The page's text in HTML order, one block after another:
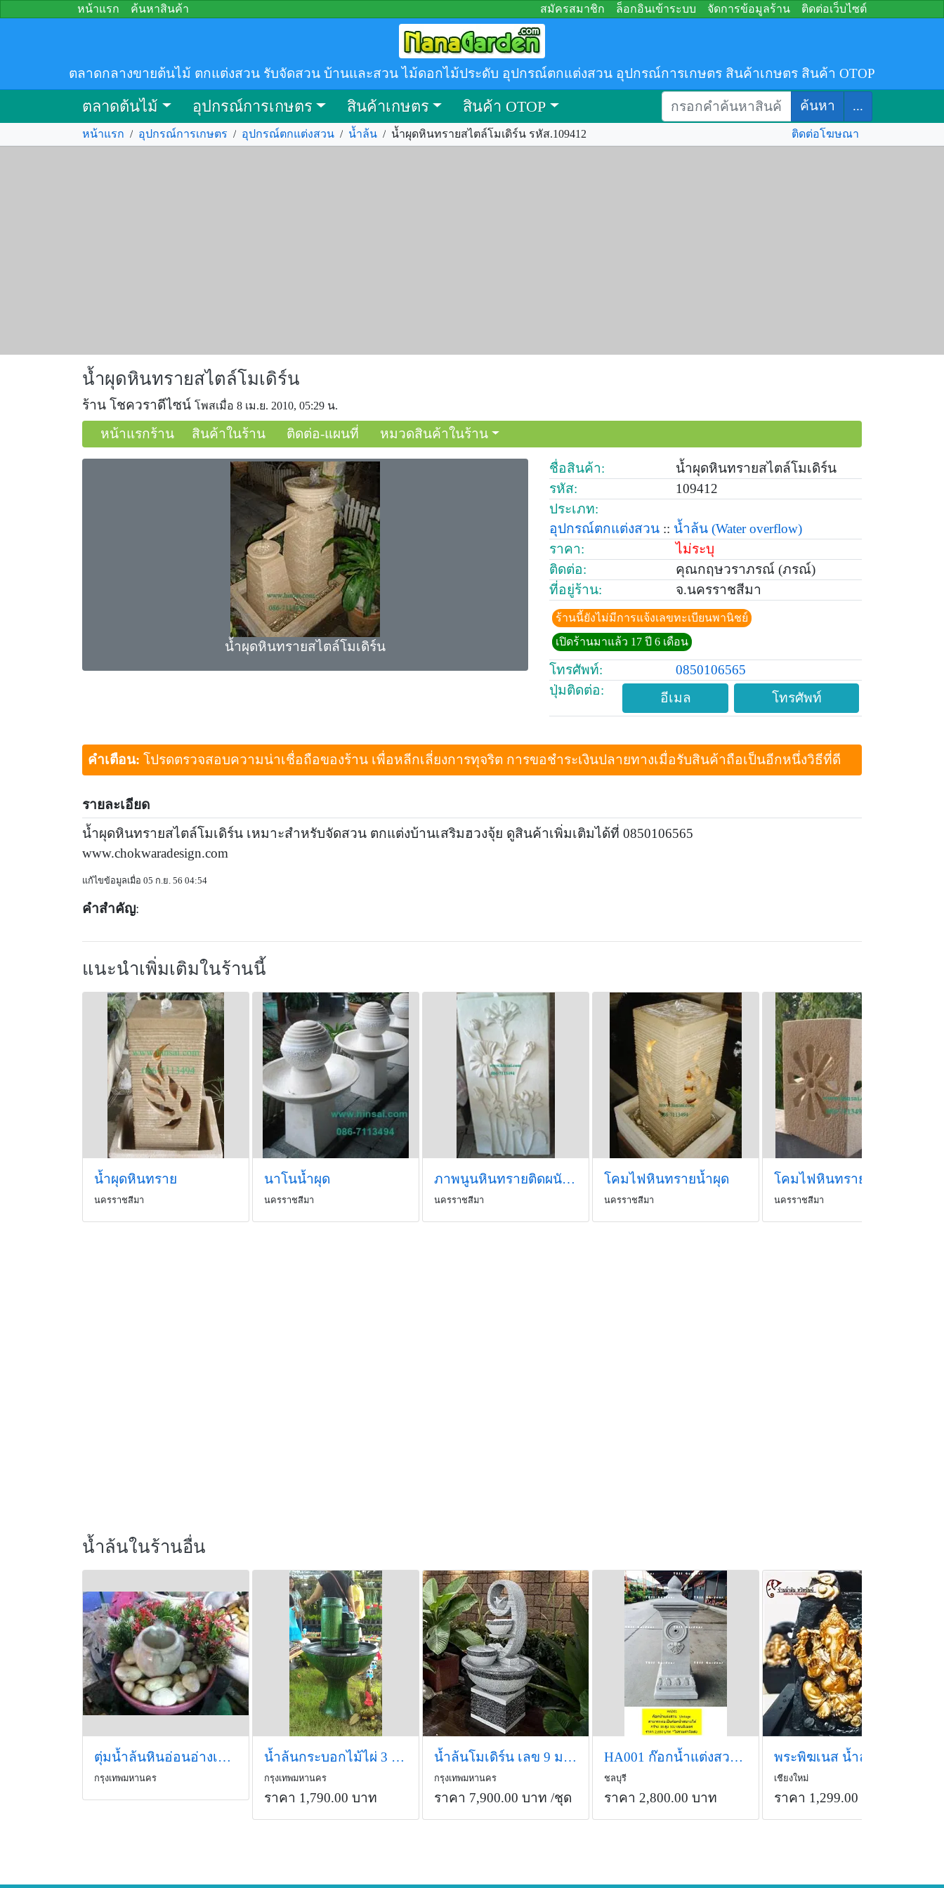
หน้าแรก ค้นหาสินค้า สมัครสมาชิก ล็อกอินเข้าระบบ จัดการข้อมูลร้าน ติดต่อเว็บไซต์
ตลาดกลางขายต้นไม้ ตกแต่งสวน รับจัดสวน บ้านและสวน ไม้ดอกไม้ประดับ อุปกรณ์ตกแต่งสวน อุปกรณ์การเกษตร สินค้าเกษตร สินค้า OTOP
ตลาดต้นไม้ อุปกรณ์การเกษตร สินค้าเกษตร สินค้า OTOP ค้นหา ...
หน้าแรก / อุปกรณ์การเกษตร / อุปกรณ์ตกแต่งสวน / น้ำล้น / น้ำผุดหินทรายสไตล์โมเดิร์น รหัส.109412 ติดต่อโฆษณา
น้ำผุดหินทรายสไตล์โมเดิร์น
ร้าน โชควราดีไซน์ โพสเมื่อ 8 เม.ย. 2010, 05:29 น.
หน้าแรกร้าน สินค้าในร้าน ติดต่อ-แผนที่ หมวดสินค้าในร้าน
น้ำผุดหินทรายสไตล์โมเดิร์น
ชื่อสินค้า:
น้ำผุดหินทรายสไตล์โมเดิร์น
รหัส:
109412
ประเภท:
อุปกรณ์ตกแต่งสวน :: น้ำล้น (Water overflow)
ราคา:
ไม่ระบุ
ติดต่อ:
คุณกฤษวราภรณ์ (ภรณ์)
ที่อยู่ร้าน:
จ.นครราชสีมา
ร้านนี้ยังไม่มีการแจ้งเลขทะเบียนพานิชย์
เปิดร้านมาแล้ว 17 ปี 6 เดือน
โทรศัพท์:
0850106565
ปุ่มติดต่อ:
อีเมล โทรศัพท์
คำเตือน: โปรดตรวจสอบความน่าเชื่อถือของร้าน เพื่อหลีกเลี่ยงการทุจริต การขอชำระเงินปลายทางเมื่อรับสินค้าถือเป็นอีกหนึ่งวิธีที่ดี
รายละเอียด
น้ำผุดหินทรายสไตล์โมเดิร์น เหมาะสำหรับจัดสวน ตกแต่งบ้านเสริมฮวงจุ้ย ดูสินค้าเพิ่มเติมได้ที่ 0850106565
www.chokwaradesign.com
แก้ไขข้อมูลเมื่อ 05 ก.ย. 56 04:54
คำสำคัญ:
แนะนำเพิ่มเติมในร้านนี้
น้ำผุดหินทราย
นครราชสีมา
นาโนน้ำผุด
นครราชสีมา
ภาพนูนหินทรายติดผนังสไตล์โมเดิร์นกึ่งบาหลี
นครราชสีมา
โคมไฟหินทรายน้ำผุด
นครราชสีมา นครราชสีมา
น้ำล้นในร้านอื่น
ตุ่มน้ำล้นหินอ่อนอ่างเซรามิกส์
กรุงเทพมหานคร
น้ำล้นกระบอกไม้ไผ่ 3 ระดับ พร้อมปั้ม
กรุงเทพมหานคร
ราคา 1,790.00 บาท
น้ำล้นโมเดิร์น เลข 9 มงคล น้ำพุแต่งสวน รุ่น 9 เบทขาขีดเทา
กรุงเทพมหานคร
ราคา 7,900.00 บาท /ชุด
HA001 ก๊อกน้ำแต่งสวน Vintage สามารถต่อเป็นก๊อกน้ำสนามได้ ก
ชลบุรี
ราคา 2,800.00 บาท
เชียงใหม่
ราคา 1,299.00 บาท